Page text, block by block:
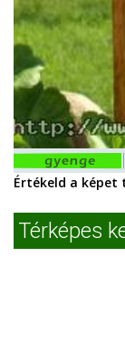
Értékeld a
Térképes